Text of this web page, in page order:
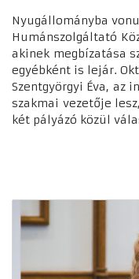
Nyugállományba
Humánszolgáltató
akinek megbízatása
egyébként is lejár.
Szentgyörgyi Éva, az
szakmai vezetője
két pályázó közül